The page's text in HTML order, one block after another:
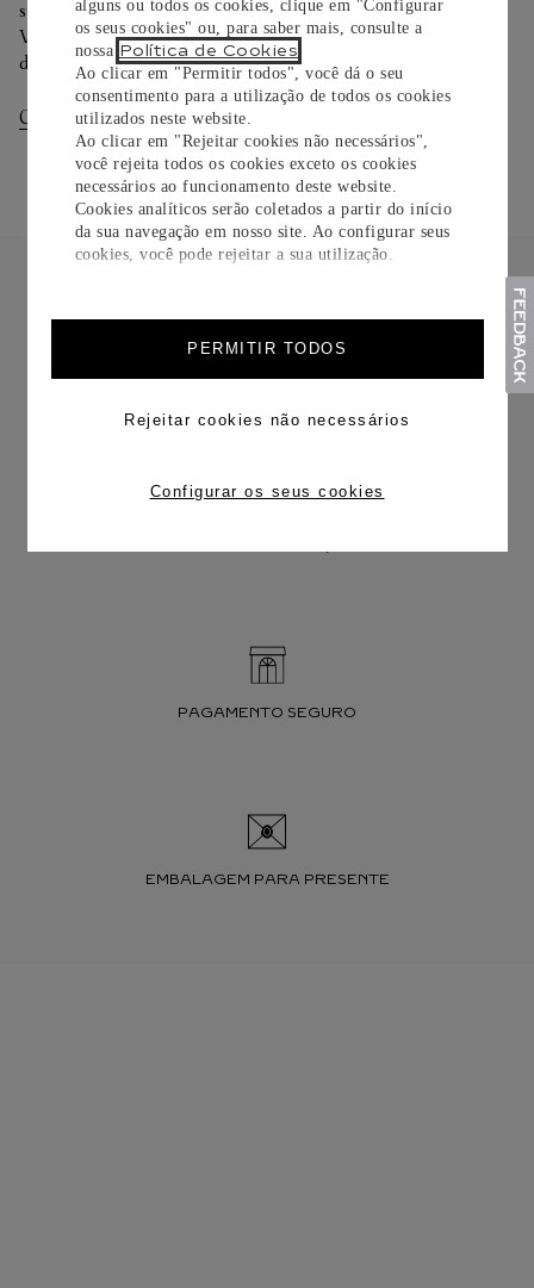
alguns ou todos os cookies, clique em "Configurar
os seus cookies" ou, para saber mais, consulte a
nossa Política de Cookies
Ao clicar em "Permitir todos", você dá o seu
consentimento para a utilização de todos os cookies
utilizados neste website.
Ao clicar em "Rejeitar cookies não necessários",
você rejeita todos os cookies exceto os cookies
necessários ao funcionamento deste website.
Cookies analíticos serão coletados a partir do início
da sua navegação em nosso site. Ao configurar seus
cookies, você pode rejeitar a sua utilização.
PERMITIR TODOS
Rejeitar cookies não necessários
Configurar os seus cookies
sua preferência na finalização de seu pedido.
Você pode trocar ou devolver sua criação Cartier em até 30
dias.
Consultar Entregas Consultar Devoluções
FRETE CORTESIA
PAGAMENTO SEGURO
EMBALAGEM PARA PRESENTE